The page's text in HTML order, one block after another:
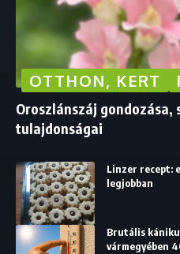
OTTHON, KERT
Oroszlánszáj gondozása,
tulajdonságai
Linzer recept:
legjobban
Brutális
vármegyében